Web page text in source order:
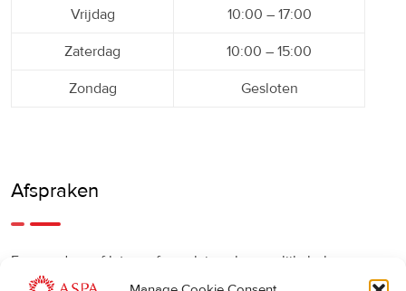
Vrijdag 10:00 – 17:00
Zaterdag 10:00 – 15:00
Zondag Gesloten
Afspraken
Een eerdere of latere afspraak is ook mogelijk, bel ons
gerust.